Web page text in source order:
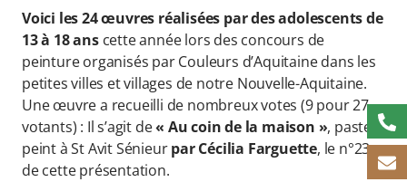
Voici les 24 œuvres réalisées par des adolescents de
13 à 18 anscette année lors des concours de
peinture organisés par Couleurs d’Aquitaine dans les
petites villes et villages de notre Nouvelle-Aquitaine.
Une œuvre a recueilli de nombreux votes (9 pour 27
votants) : Il s’agit de« Au coin de la maison », pastel
peint à St Avit Sénieurpar Cécilia Farguette, le n°23
de cette présentation.